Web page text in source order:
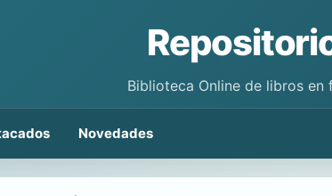
Biblioteca Online de libros en
Novedades